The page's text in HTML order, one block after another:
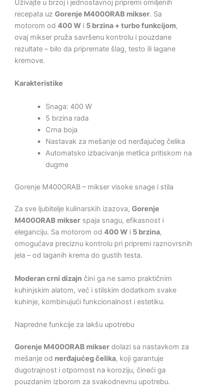
Uživajte u brzoj i jednostavnoj pripremi omiljenih
recepata uz Gorenje M400ORAB mikser. Sa
motorom od 400 W i 5 brzina + turbo funkcijom,
ovaj mikser pruža savršenu kontrolu i pouzdane
rezultate – bilo da pripremate šlag, testo ili lagane
kremove.
Karakteristike
Snaga: 400 W
5 brzina rada
Crna boja
Nastavak za mešanje od nerđajućeg čelika
Automatsko izbacivanje metlica pritiskom na
dugme
Gorenje M400ORAB – mikser visoke snage i stila
Za sve ljubitelje kulinarskih izazova, Gorenje
M400ORAB mikser spaja snagu, efikasnost i
eleganciju. Sa motorom od 400 W i 5 brzina,
omogućava preciznu kontrolu pri pripremi raznovrsnih
jela – od laganih krema do gustih testa.
Moderan crni dizajn čini ga ne samo praktičnim
kuhinjskim alatom, već i stilskim dodatkom svake
kuhinje, kombinujući funkcionalnost i estetiku.
Napredne funkcije za lakšu upotrebu
Gorenje M400ORAB mikser dolazi sa nastavkom za
mešanje od nerđajućeg čelika, koji garantuje
dugotrajnost i otpornost na koroziju, čineći ga
pouzdanim izborom za svakodnevnu upotrebu.